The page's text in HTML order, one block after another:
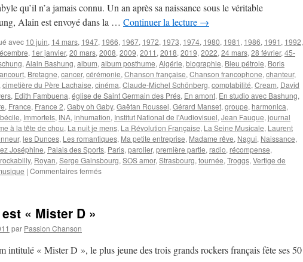
qu’il n’a jamais connu. Un an après sa naissance sous le véritable
Alain est envoyé dans la … Continuer la lecture →
avec 10 juin, 14 mars, 1947, 1966, 1967, 1972, 1973, 1974, 1980, 1981 , 1986, 1991 , 1992,
, 1er janvier, 20 mars, 2008, 2009, 2011 , 2018, 2019, 2022, 24 mars, 28 février, 45-
, Alain Bashung, album, album posthume, Algérie, biographie, Bleu pétrole, Boris
, Bretagne, cancer, cérémonie, Chanson française, Chanson francophone, chanteur,
cimetière du Père Lachaise, cinéma, Claude-Michel Schönberg, comptabilité, Cream, David
, Edith Fambuena, église de Saint Germain des Prés, En amont, En studio avec Bashung,
, France, France 2, Gaby oh Gaby, Gaëtan Roussel, Gérard Manset, groupe, harmonica,
, Immortels, INA, inhumation, Institut National de l'Audiovisuel, Jean Fauque, journal
à la tête de chou, La nuit je mens, La Révolution Française, La Seine Musicale, Laurent
, les Dunces, Les romantiques, Ma petite entreprise, Madame rêve, Nagui, Naissance,
Joséphine, Palais des Sports, Paris, parolier, première partie, radio, récompense,
rockabilly, Royan, Serge Gainsbourg, SOS amor, Strasbourg, tournée, Troggs, Vertige de
| Commentaires ferméssur
« Mister D »
par Passion Chanson
intitulé « Mister D », le plus jeune des trois grands rockers français fête ses 50